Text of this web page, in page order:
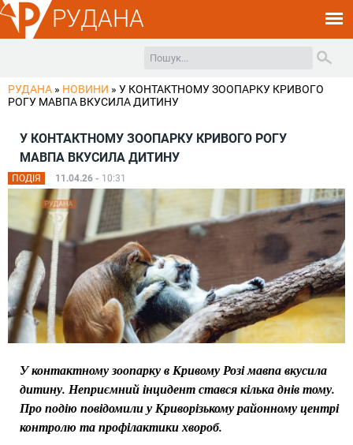
РУДАНА
РУДАНА » НОВИНИ » У КОНТАКТНОМУ ЗООПАРКУ КРИВОГО
РОГУ МАВПА ВКУСИЛА ДИТИНУ
У КОНТАКТНОМУ ЗООПАРКУ КРИВОГО РОГУ
МАВПА ВКУСИЛА ДИТИНУ
ПОДІЯ 11.04.26 - 10:31
У контактному зоопарку в Кривому Розі мавпа вкусила
дитину. Неприємний інцидент стався кілька днів тому.
Про подію повідомили у Криворізькому районному центрі
контролю та профілактики хвороб.